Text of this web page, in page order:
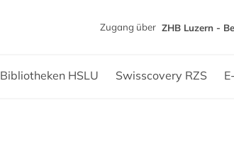
Zugang über ZHB Luzern -
Bibliotheken HSLU Swisscovery RZS